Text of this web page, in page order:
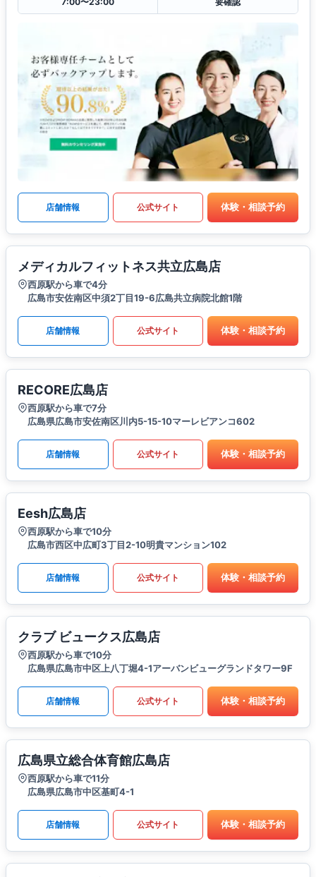
店舗情報 公式サイト 体験・相談予約
メディカルフィットネス共立広島店
西原駅から車で4分
広島市安佐南区中須2丁目19-6広島共立病院北館1階
店舗情報 公式サイト 体験・相談予約
RECORE広島店
西原駅から車で7分
広島県広島市安佐南区川内5-15-10マーレビアンコ602
店舗情報 公式サイト 体験・相談予約
Eesh広島店
西原駅から車で10分
広島市西区中広町3丁目2-10明貴マンション102
店舗情報 公式サイト 体験・相談予約
クラブ ビュークス広島店
西原駅から車で10分
広島県広島市中区上八丁堀4-1アーバンビューグランドタワー9F
店舗情報 公式サイト 体験・相談予約
広島県立総合体育館広島店
西原駅から車で11分
広島県広島市中区基町4-1
店舗情報 公式サイト 体験・相談予約